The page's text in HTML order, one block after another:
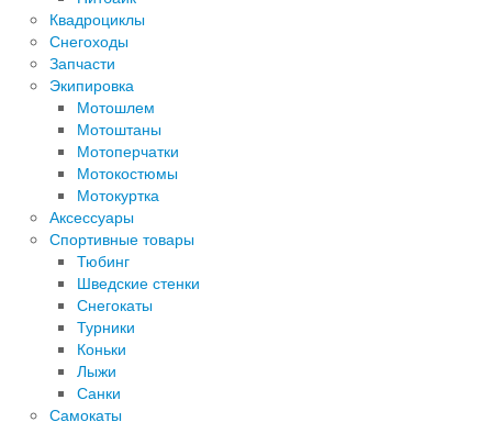
Квадроциклы
Снегоходы
Запчасти
Экипировка
Мотошлем
Мотоштаны
Мотоперчатки
Мотокостюмы
Мотокуртка
Аксессуары
Спортивные товары
Тюбинг
Шведские стенки
Снегокаты
Турники
Коньки
Лыжи
Санки
Самокаты